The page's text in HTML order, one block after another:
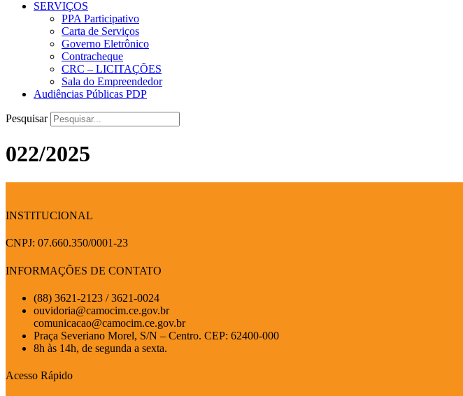
SERVIÇOS
PPA Participativo
Carta de Serviços
Governo Eletrônico
Contracheque
CRC – LICITAÇÕES
Sala do Empreendedor
Audiências Públicas PDP
Pesquisar
022/2025
INSTITUCIONAL
CNPJ: 07.660.350/0001-23
INFORMAÇÕES DE CONTATO
(88) 3621-2123 / 3621-0024
ouvidoria@camocim.ce.gov.br
comunicacao@camocim.ce.gov.br
Praça Severiano Morel, S/N – Centro. CEP: 62400-000
8h às 14h, de segunda a sexta.
Acesso Rápido